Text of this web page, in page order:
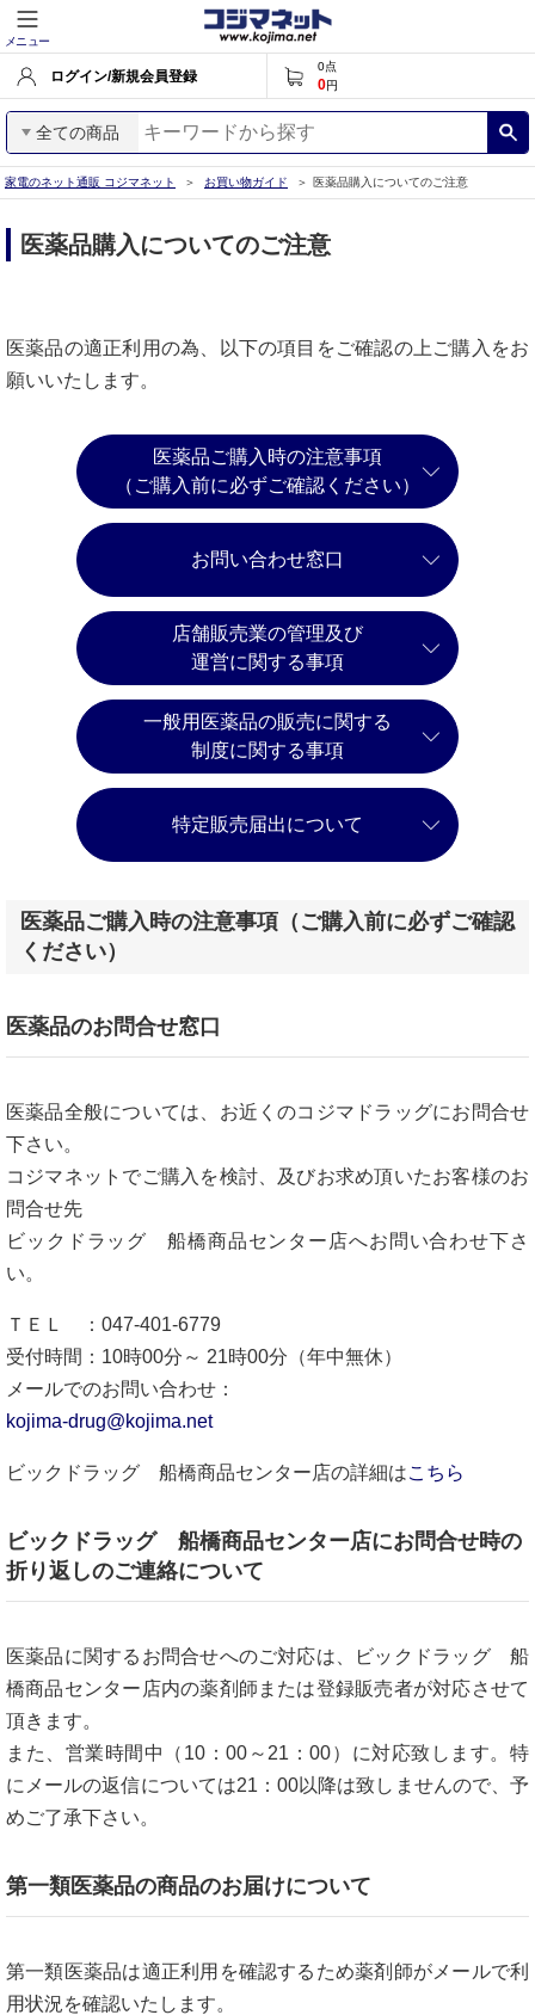
メニュー
ログイン/新規会員登録
0点
0円
全ての商品
家電のネット通販 コジマネット お買い物ガイド 医薬品購入についてのご注意
医薬品購入についてのご注意
医薬品の適正利用の為、以下の項目をご確認の上ご購入をお
願いいたします。
医薬品ご購入時の注意事項
（ご購入前に必ずご確認ください）
お問い合わせ窓口
店舗販売業の管理及び
運営に関する事項
一般用医薬品の販売に関する
制度に関する事項
特定販売届出について
医薬品ご購入時の注意事項（ご購入前に必ずご確認
ください）
医薬品のお問合せ窓口
医薬品全般については、お近くのコジマドラッグにお問合せ
下さい。
コジマネットでご購入を検討、及びお求め頂いたお客様のお
問合せ先
ビックドラッグ 船橋商品センター店へお問い合わせ下さ
い。
ＴＥＬ ：047-401-6779
受付時間：10時00分～ 21時00分（年中無休）
メールでのお問い合わせ：
kojima-drug@kojima.net
ビックドラッグ 船橋商品センター店の詳細はこちら
ビックドラッグ 船橋商品センター店にお問合せ時の
折り返しのご連絡について
医薬品に関するお問合せへのご対応は、ビックドラッグ 船
橋商品センター店内の薬剤師または登録販売者が対応させて
頂きます。
また、営業時間中（10：00～21：00）に対応致します。特
にメールの返信については21：00以降は致しませんので、予
めご了承下さい。
第一類医薬品の商品のお届けについて
第一類医薬品は適正利用を確認するため薬剤師がメールで利
用状況を確認いたします。